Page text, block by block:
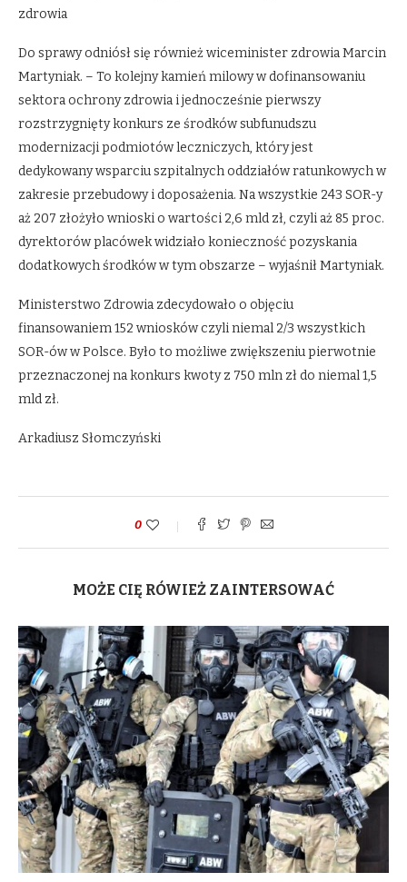
zdrowia
Do sprawy odniósł się również wiceminister zdrowia Marcin
Martyniak. – To kolejny kamień milowy w dofinansowaniu
sektora ochrony zdrowia i jednocześnie pierwszy
rozstrzygnięty konkurs ze środków subfunudszu
modernizacji podmiotów leczniczych, który jest
dedykowany wsparciu szpitalnych oddziałów ratunkowych w
zakresie przebudowy i doposażenia. Na wszystkie 243 SOR-y
aż 207 złożyło wnioski o wartości 2,6 mld zł, czyli aż 85 proc.
dyrektorów placówek widziało konieczność pozyskania
dodatkowych środków w tym obszarze – wyjaśnił Martyniak.
Ministerstwo Zdrowia zdecydowało o objęciu
finansowaniem 152 wniosków czyli niemal 2/3 wszystkich
SOR-ów w Polsce. Było to możliwe zwiększeniu pierwotnie
przeznaczonej na konkurs kwoty z 750 mln zł do niemal 1,5
mld zł.
Arkadiusz Słomczyński
0
MOŻE CIĘ RÓWIEŻ ZAINTERSOWAĆ